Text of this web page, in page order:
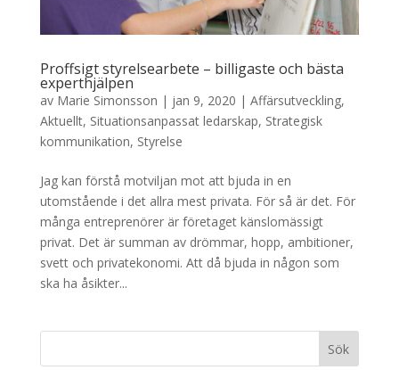
Proffsigt styrelsearbete – billigaste och bästa
experthjälpen
av Marie Simonsson | jan 9, 2020 | Affärsutveckling,
Aktuellt, Situationsanpassat ledarskap, Strategisk
kommunikation, Styrelse
Jag kan förstå motviljan mot att bjuda in en
utomstående i det allra mest privata. För så är det. För
många entreprenörer är företaget känslomässigt
privat. Det är summan av drömmar, hopp, ambitioner,
svett och privatekonomi. Att då bjuda in någon som
ska ha åsikter...
Sök